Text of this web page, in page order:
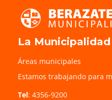
La Municipalidad
Áreas municipales
Estamos trabajando para
Tel: 4356-9200